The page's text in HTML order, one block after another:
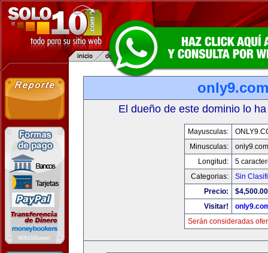
only9.com
El dueño de este dominio lo
Mayusculas:
Minusculas:
only9.com
Longitud:
5
Categorias:
Sin
Precio:
$4,500.00
Visitar!
Serán consideradas